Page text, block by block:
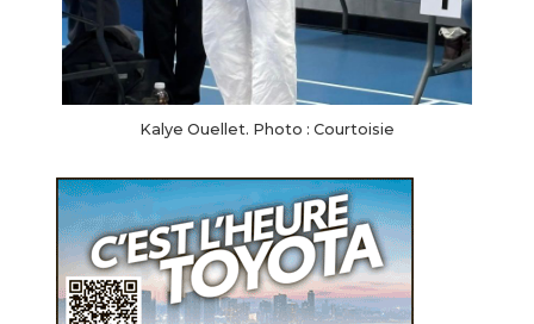
Kalye Ouellet. Photo : Courtoisie